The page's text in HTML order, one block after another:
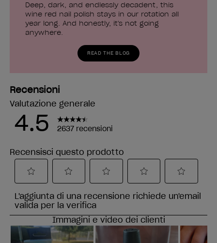
Deep, dark, and endlessly decadent, this
wine red nail polish stays in our rotation all
year long. And honestly, it's not going
anywhere.
READ THE BLOG